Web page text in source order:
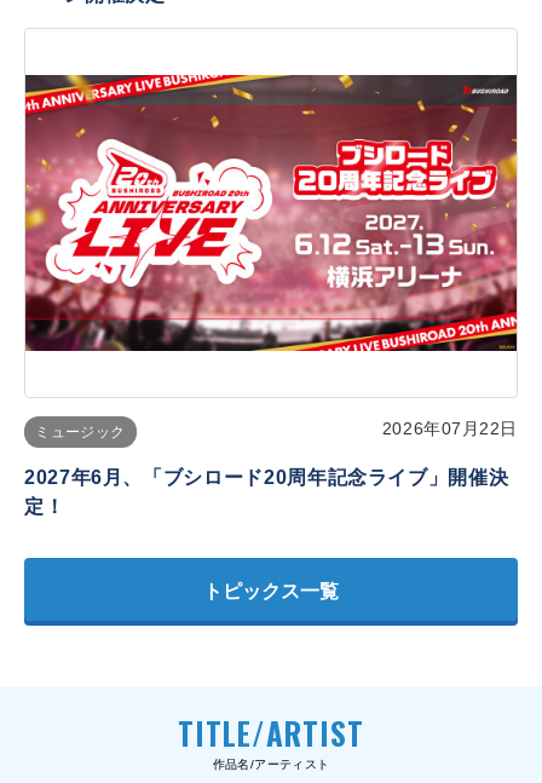
ミュージック 2026年07月22日
2027年6月、「ブシロード20周年記念ライブ」開催決
定！
トピックス一覧
TITLE/ARTIST
作品名/アーティスト